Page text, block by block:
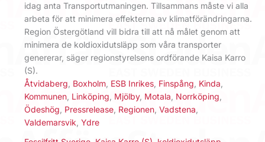
idag anta Transportutmaningen. Tillsammans måste vi alla
arbeta för att minimera effekterna av klimatförändringarna.
Region Östergötland vill bidra till att nå målet genom att
minimera de koldioxidutsläpp som våra transporter
genererar, säger regionstyrelsens ordförande Kaisa Karro
(S).
Åtvidaberg Boxholm ESB Inrikes Finspång Kinda
Kommunen Linköping Mjölby, Motala Norrköping
Ödeshög Pressrelease Regionen Vadstena
Valdemarsvik Ydre